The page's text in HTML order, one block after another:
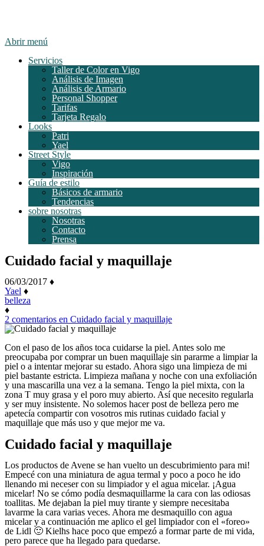
Abrir menú
Servicios
Taller de Color en Vigo
Análisis de Imagen
Análisis de Armario
Personal Shopper
Tarifas
Tarjeta Regalo
Looks
Patri
Yael
Street Style
Vigo
Inspiración
Guía de estilo
Básicos de armario
Tendencias
sobre nosotras
Nosotras
Contacto
Prensa
Cuidado facial y maquillaje
06/03/2017 ♦
Yael ♦
belleza
♦
2 comentarios en Cuidado facial y maquillaje
Con el paso de los años toca cuidarse la piel. Antes solo me
preocupaba por comprar un buen maquillaje sin pararme a limpiar la
piel o a intentar mejorar su estado. Ahora sigo una limpieza de mi
piel bastante estricta. Limpieza mañana y noche con una exfoliación
y una mascarilla una vez a la semana. Tengo la piel mixta, con la
zona T muy grasa y el poro muy abierto. Así que necesito regularla
y ser muy insistente. No solemos hacer post de belleza pero me
apetecía compartir con vosotros mis rutinas cuidado facial y
maquillaje que más uso y que mejor me va.
Cuidado facial y maquillaje
Los productos de Avene se han vuelto un descubrimiento para mi!
Empecé con una miniatura de agua termal y poco a poco he ido
llenando mi neceser con su limpiador y el agua micelar. ¡Agua
micelar! No se cómo podía desmaquillarme la cara con las odiosas
toallitas. Me dejaban la piel muy tirante y siempre necesitaba
lavarme la cara varias veces. Ahora me desmaquillo con agua
micelar y a continuación me aplico el gel limpiador con el «foreo»
de Lidl 🙂 Kielhs hace poco que empezó a formar parte de mi vida,
pero parece que ha llegado para quedarse.